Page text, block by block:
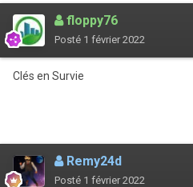
floppy76
Posté 1 février 2022
Clés en Survie
Remy24d
Posté 1 février 2022